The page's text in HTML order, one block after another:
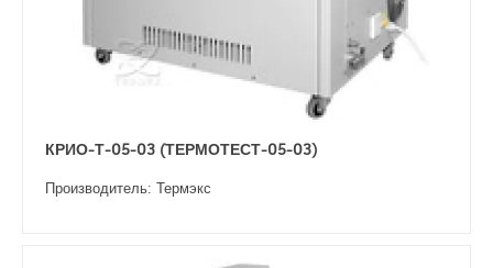
КРИО-Т-05-03 (ТЕРМОТЕСТ-05-03)
Производитель: Термэкс